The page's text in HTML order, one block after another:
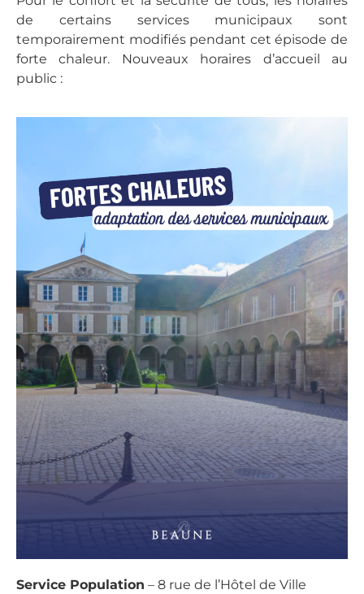
de certains services municipaux sont
temporairement modifiés pendant cet épisode de
forte chaleur. Nouveaux horaires d’accueil au
public :
Service Population – 8 rue de l’Hôtel de Ville